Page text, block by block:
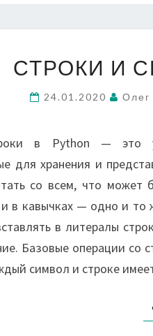
СТРОКИ И
24.01.2020 Олег
в Python — это
для хранения и
со всем, что может
в кавычках — одно и то
в литералы
Базовые операции со
символ и строке